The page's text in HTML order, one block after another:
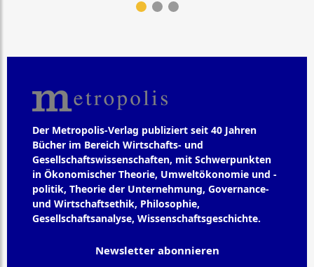
Der Metropolis-Verlag publiziert seit 40 Jahren
Bücher im Bereich Wirtschafts- und
Gesellschaftswissenschaften, mit Schwerpunkten
in Ökonomischer Theorie, Umweltökonomie und -
politik, Theorie der Unternehmung, Governance-
und Wirtschaftsethik, Philosophie,
Gesellschaftsanalyse, Wissenschaftsgeschichte.
Newsletter abonnieren